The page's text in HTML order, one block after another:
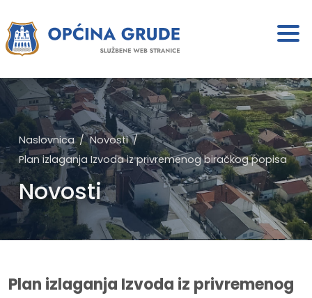
Naslovnica
Novosti
Plan izlaganja Izvoda iz privremenog biračkog popisa
Novosti
Plan izlaganja Izvoda iz privremenog